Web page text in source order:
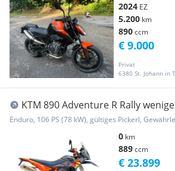
2024 EZ
5.200 km
890ccm
Privat
6380 St. Johann in
€ 9.000
KTM 890 Adventure R Rally
verfügbar!
Enduro, 106 PS (78 kW), gültiges Pickerl,
0 km
889ccm
€ 23.899